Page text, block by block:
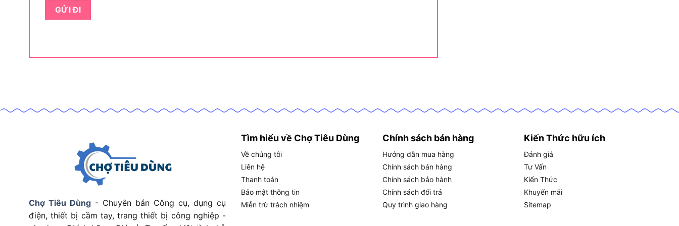
Đầu cặp mũi khoan
Chế độ hoạt động
Khoan thường và khoan búa
Bosch GSB 13RE có những chế độ hoạt động nào?
Bosch GSB 13RE có 2 chế độ hoạt động chính: chế độ khoan thường (drilling) dùng cho gỗ và kim
loại, và chế độ khoan búa (hammer drilling) dùng cho bê tông, gạch và đá nhẹ.
Việc tích hợp cả hai
chế độ trong một thiết bị chính là yếu tố phân biệt máy khoan động lực với máy khoan thông thường.
Bosch GSB 13RE có những chế độ hoạt động nào?
Chợ Tiêu Dùng - Chuyên bán Công cụ, dụng cụ
điện, thiết bị cầm tay, trang thiết bị công nghiệp -
Tìm hiểu về Chợ Tiêu Dùng
Về chúng tôi
Liên hệ
Thanh toán
Bảo mật thông tin
Miễn trừ trách nhiệm
Chính sách bán hàng
Hướng dẫn mua hàng
Chính sách bán hàng
Chính sách bảo hành
Chính sách đổi trả
Quy trình giao hàng
Kiến Thức hữu ích
Đánh giá
Tư Vấn
Kiến Thức
Khuyến mãi
Sitemap